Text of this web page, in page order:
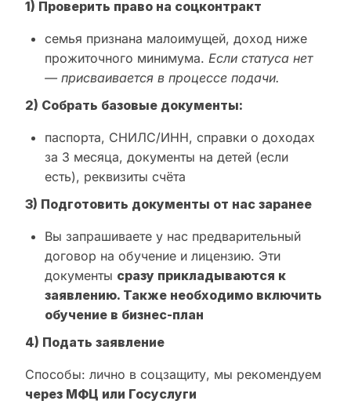
1) Проверить право на соцконтракт
семья признана малоимущей, доход ниже
прожиточного минимума. Если статуса нет
— присваивается в процессе подачи.
2) Собрать базовые документы:
паспорта, СНИЛС/ИНН, справки о доходах
за 3 месяца, документы на детей (если
есть), реквизиты счёта
3) Подготовить документы от нас заранее
Вы запрашиваете у нас предварительный
договор на обучение и лицензию. Эти
документы сразу прикладываются к
заявлению. Также необходимо включить
обучение в бизнес-план
4) Подать заявление
Способы: лично в соцзащиту, мы рекомендуем
через МФЦ или Госуслуги